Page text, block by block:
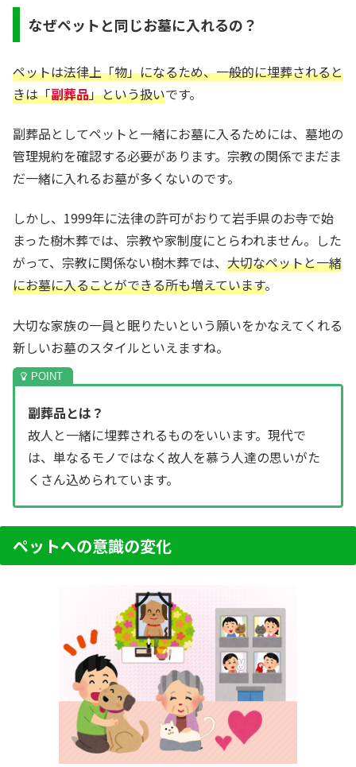
なぜペットと同じお墓に入れるの？
ペットは法律上「物」になるため、一般的に埋葬されると
きは「副葬品」という扱いです。
副葬品としてペットと一緒にお墓に入るためには、墓地の
管理規約を確認する必要があります。宗教の関係でまだま
だ一緒に入れるお墓が多くないのです。
しかし、1999年に法律の許可がおりて岩手県のお寺で始
まった樹木葬では、宗教や家制度にとらわれません。した
がって、宗教に関係ない樹木葬では、 大切なペットと一緒
にお墓に入ることができる所も増えています。
大切な家族の一員と眠りたいという願いをかなえてくれる
新しいお墓のスタイルといえますね。
副葬品とは？
故人と一緒に埋葬されるものをいいます。現代で
は、単なるモノではなく故人を慕う人達の思いがた
くさん込められています。
ペットへの意識の変化